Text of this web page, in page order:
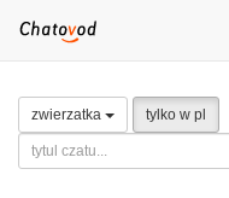
zwierzatka tylko w pl